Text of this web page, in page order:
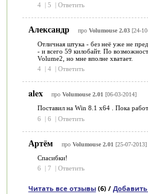
4 | 5 | Ответить
Александр про Volumouse 2.03[24-
Отличная штука - без неё уже не
- и всего 59 килобайт. По
Volume2, но мне вполне хватает.
4
4 Ответить
alex про Volumouse 2.01[06-03-2014]
Поставил на Win 8.1 x64 . Пока
6
| 6 | Ответить
Артём про Volumouse 2.01 [25-07-2013]
Спасибки!
6
7 Ответить
Читать все отзывы(6) /